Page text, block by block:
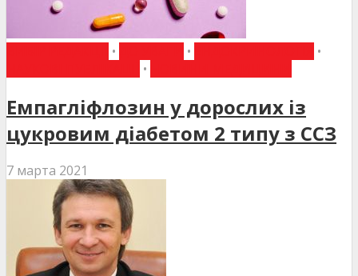
• •
•
•
Емпагліфлозин у дорослих із
цукровим діабетом 2 типу з ССЗ
7 марта 2021